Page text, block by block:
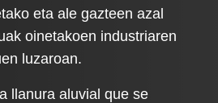
eta ale gazteen azal
oinetakoen industriaren
luzaroan.
llanura aluvial que se